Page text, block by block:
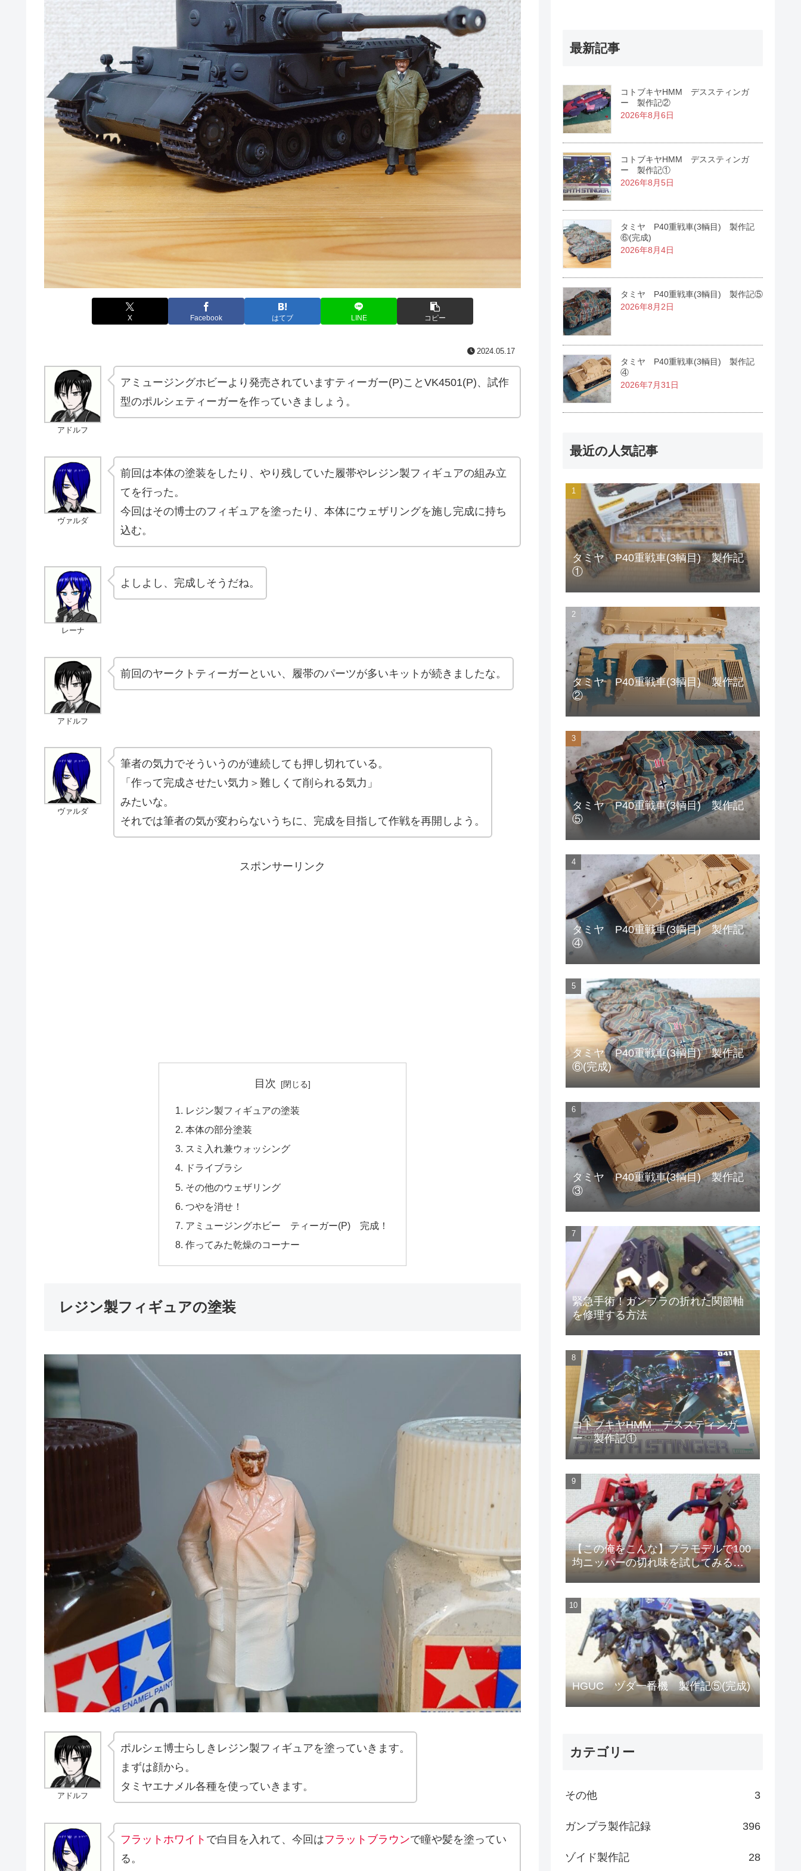
X Facebook はてブ LINE コピー
2024.05.17
アドルフ
アミュージングホビーより発売されていますティーガー(P)ことVK4501(P)、試作
型のポルシェティーガーを作っていきましょう。
ヴァルダ
前回は本体の塗装をしたり、やり残していた履帯やレジン製フィギュアの組み立
てを行った。
今回はその博士のフィギュアを塗ったり、本体にウェザリングを施し完成に持ち
込む。
レーナ
よしよし、完成しそうだね。
アドルフ
前回のヤークトティーガーといい、履帯のパーツが多いキットが続きましたな。
ヴァルダ
筆者の気力でそういうのが連続しても押し切れている。
「作って完成させたい気力＞難しくて削られる気力」
みたいな。
それでは筆者の気が変わらないうちに、完成を目指して作戦を再開しよう。
スポンサーリンク
目次
レジン製フィギュアの塗装
本体の部分塗装
スミ入れ兼ウォッシング
ドライブラシ
その他のウェザリング
つやを消せ！
アミュージングホビー ティーガー(P) 完成！
作ってみた乾燥のコーナー
レジン製フィギュアの塗装
アドルフ
ポルシェ博士らしきレジン製フィギュアを塗っていきます。
まずは顔から。
タミヤエナメル各種を使っていきます。
フラットホワイト で白目を入れて、今回はフラットブラウンで瞳や髪を塗ってい
る。
最新記事
コトブキヤHMM デススティンガ
ー 製作記②
2026年8月6日
コトブキヤHMM デススティンガ
ー 製作記①
2026年8月5日
タミヤ P40重戦車(3輌目) 製作記
⑥(完成)
2026年8月4日
タミヤ P40重戦車(3輌目) 製作記⑤
2026年8月2日
タミヤ P40重戦車(3輌目) 製作記
④
2026年7月31日
最近の人気記事
タミヤ P40重戦車(3輌目) 製作記
①
タミヤ P40重戦車(3輌目) 製作記
②
タミヤ P40重戦車(3輌目) 製作記
⑤
タミヤ P40重戦車(3輌目) 製作記
④
タミヤ P40重戦車(3輌目) 製作記
⑥(完成)
タミヤ P40重戦車(3輌目) 製作記
③
緊急手術！ガンプラの折れた関節軸
を修理する方法
コトブキヤHMM デススティンガ
ー 製作記①
【この俺をこんな】プラモデルで100
均ニッパーの切れ味を試してみる
HGUC ヅダ一番機 製作記⑤(完成)
カテゴリー
その他 3
ガンプラ製作記録 396
ゾイド製作記 28